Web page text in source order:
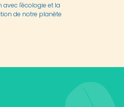
avec l'écologie et la
de notre planète